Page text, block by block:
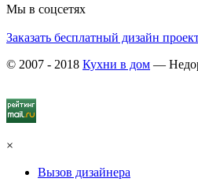
Мы в соцсетях
Заказать бесплатный дизайн
© 2007 - 2018 Кухни в дом —
×
Вызов дизайнера